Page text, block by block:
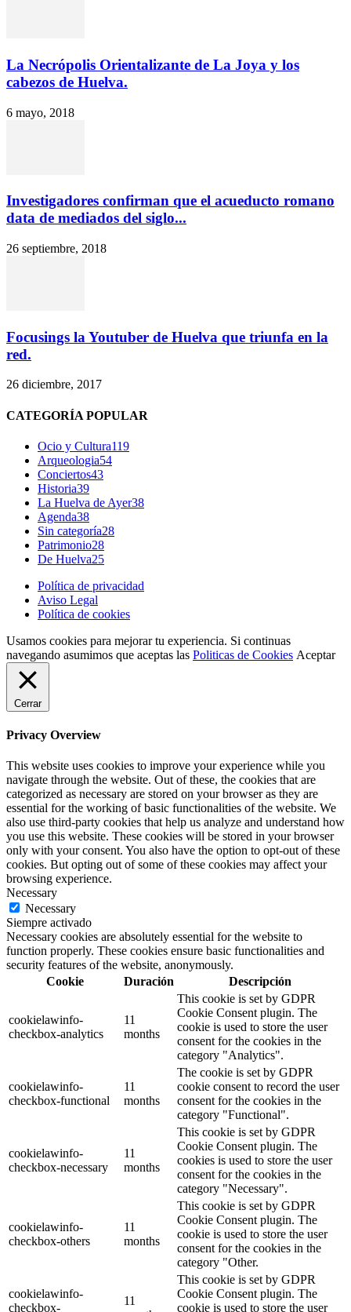
La Necrópolis Orientalizante de La Joya y los
cabezos de Huelva.
6 mayo, 2018
Investigadores confirman que el acueducto romano
data de mediados del siglo...
26 septiembre, 2018
Focusings la Youtuber de Huelva que triunfa en la
red.
26 diciembre, 2017
CATEGORÍA POPULAR
Ocio y Cultura119
Arqueologia54
Conciertos43
Historia39
La Huelva de Ayer38
Agenda38
Sin categoría28
Patrimonio28
De Huelva25
Política de privacidad
Aviso Legal
Política de cookies
Usamos cookies para mejorar tu experiencia. Si continuas
navegando asumimos que aceptas las Politicas de Cookies Aceptar
Cerrar
Privacy Overview
This website uses cookies to improve your experience while you
navigate through the website. Out of these, the cookies that are
categorized as necessary are stored on your browser as they are
essential for the working of basic functionalities of the website. We
also use third-party cookies that help us analyze and understand how
you use this website. These cookies will be stored in your browser
only with your consent. You also have the option to opt-out of these
cookies. But opting out of some of these cookies may affect your
browsing experience.
Necessary
Necessary
Siempre activado
Necessary cookies are absolutely essential for the website to
function properly. These cookies ensure basic functionalities and
security features of the website, anonymously.
Cookie
Duración Descripción
cookielawinfo-
checkbox-analytics
11
months
This cookie is set by GDPR
Cookie Consent plugin. The
cookie is used to store the user
consent for the cookies in the
category "Analytics".
cookielawinfo-
checkbox-functional
11
months
The cookie is set by GDPR
cookie consent to record the user
consent for the cookies in the
category "Functional".
cookielawinfo-
checkbox-necessary
11
months
This cookie is set by GDPR
Cookie Consent plugin. The
cookies is used to store the user
consent for the cookies in the
category "Necessary".
cookielawinfo-
checkbox-others
11
months
This cookie is set by GDPR
Cookie Consent plugin. The
cookie is used to store the user
consent for the cookies in the
category "Other.
cookielawinfo-
checkbox-
11
This cookie is set by GDPR
Cookie Consent plugin. The
cookie is used to store the user